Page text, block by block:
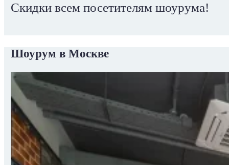
Скидки всем посетителям шоурума!
Шоурум в Москве